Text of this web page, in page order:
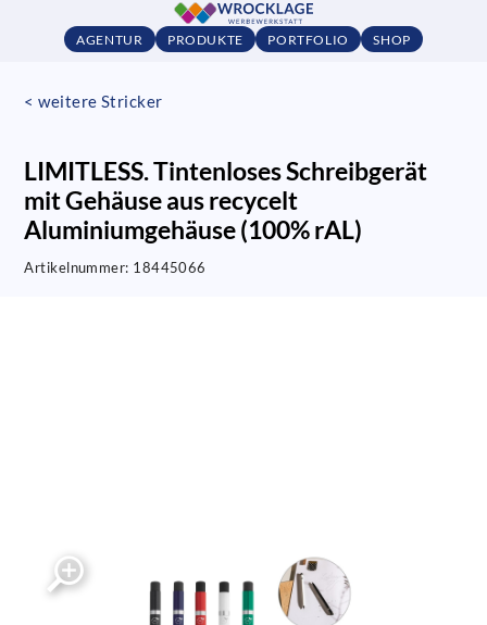
AGENTUR PRODUKTE PORTFOLIO SHOP
< weitere Stricker
LIMITLESS. Tintenloses Schreibgerät
mit Gehäuse aus recycelt
Aluminiumgehäuse (100% rAL)
Artikelnummer: 18445066